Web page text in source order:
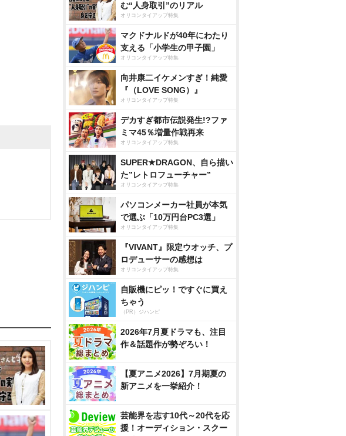
む“人身取引”のリアル
オリコンタイアップ特集
マクドナルドが40年にわたり
支える「小学生の甲子園」
オリコンタイアップ特集
向井康二イケメンすぎ！純愛
『（LOVE SONG）』
オリコンタイアップ特集
デカすぎ都市伝説発生!?ファ
ミマ45％増量作戦再来
オリコンタイアップ特集
SUPER★DRAGON、自ら描い
た”レトロフューチャー”
オリコンタイアップ特集
パソコンメーカー社員が本気
で選ぶ「10万円台PC3選」
オリコンタイアップ特集
『VIVANT』限定ウオッチ、プ
ロデューサーの感想は
オリコンタイアップ特集
自販機にピッ！ですぐに買え
ちゃう
（PR）ジハンピ
2026年7月夏ドラマも、注目
作＆話題作が勢ぞろい！
【夏アニメ2026】7月期夏の
新アニメを一挙紹介！
芸能界を志す10代～20代を応
援！オーディション・スクー